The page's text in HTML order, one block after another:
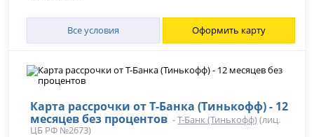
Все условия Оформить карту
Карта рассрочки от Т-Банка (Тинькофф) - 12
месяцев без процентов -Т-Банк (Тинькофф)(лиц.
ЦБ РФ №2673)